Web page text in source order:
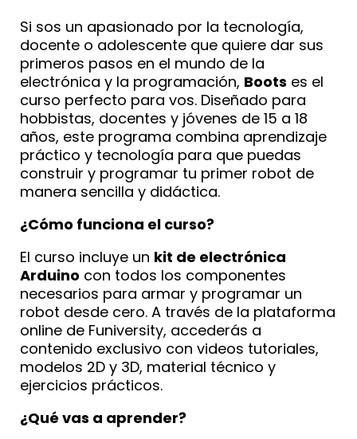
Si sos un apasionado por la tecnología,
docente o adolescente que quiere dar sus
primeros pasos en el mundo de la
electrónica y la programación, Boots es el
curso perfecto para vos. Diseñado para
hobbistas, docentes y jóvenes de 15 a 18
años, este programa combina aprendizaje
práctico y tecnología para que puedas
construir y programar tu primer robot de
manera sencilla y didáctica.
¿Cómo funciona el curso?
El curso incluye un kit de electrónica
Arduino con todos los componentes
necesarios para armar y programar un
robot desde cero. A través de la plataforma
online de Funiversity, accederás a
contenido exclusivo con videos tutoriales,
modelos 2D y 3D, material técnico y
ejercicios prácticos.
¿Qué vas a aprender?